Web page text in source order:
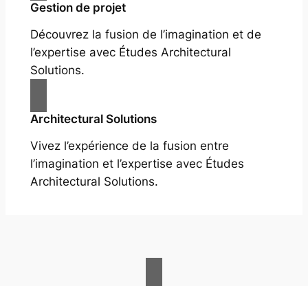
Gestion de projet
Découvrez la fusion de l’imagination et de
l’expertise avec Études Architectural
Solutions.
Architectural Solutions
Vivez l’expérience de la fusion entre
l’imagination et l’expertise avec Études
Architectural Solutions.